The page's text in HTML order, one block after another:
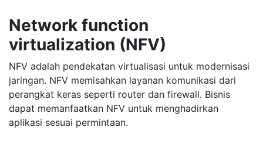
Network function
virtualization (NFV)
NFV adalah pendekatan virtualisasi untuk modernisasi
jaringan. NFV memisahkan layanan komunikasi dari
perangkat keras seperti router dan firewall. Bisnis
dapat memanfaatkan NFV untuk menghadirkan
aplikasi sesuai permintaan.